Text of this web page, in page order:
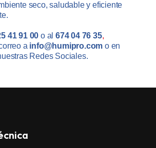
seco, saludable y eficiente
41 91 00 o al674 04 76 35,
a info@humipro.com o en
Redes Sociales.